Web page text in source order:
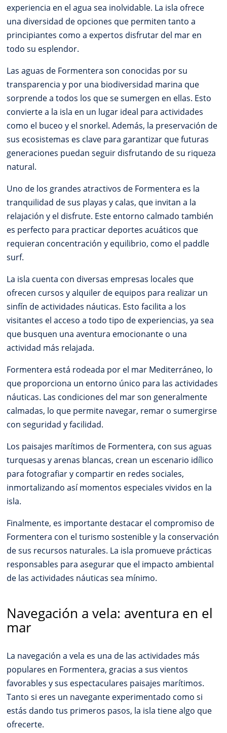
experiencia en el agua sea inolvidable. La isla ofrece
una diversidad de opciones que permiten tanto a
principiantes como a expertos disfrutar del mar en
todo su esplendor.
Las aguas de Formentera son conocidas por su
transparencia y por una biodiversidad marina que
sorprende a todos los que se sumergen en ellas. Esto
convierte a la isla en un lugar ideal para actividades
como el buceo y el snorkel. Además, la preservación de
sus ecosistemas es clave para garantizar que futuras
generaciones puedan seguir disfrutando de su riqueza
natural.
Uno de los grandes atractivos de Formentera es la
tranquilidad de sus playas y calas, que invitan a la
relajación y el disfrute. Este entorno calmado también
es perfecto para practicar deportes acuáticos que
requieran concentración y equilibrio, como el paddle
surf.
La isla cuenta con diversas empresas locales que
ofrecen cursos y alquiler de equipos para realizar un
sinfín de actividades náuticas. Esto facilita a los
visitantes el acceso a todo tipo de experiencias, ya sea
que busquen una aventura emocionante o una
actividad más relajada.
Formentera está rodeada por el mar Mediterráneo, lo
que proporciona un entorno único para las actividades
náuticas. Las condiciones del mar son generalmente
calmadas, lo que permite navegar, remar o sumergirse
con seguridad y facilidad.
Los paisajes marítimos de Formentera, con sus aguas
turquesas y arenas blancas, crean un escenario idílico
para fotografiar y compartir en redes sociales,
inmortalizando así momentos especiales vividos en la
isla.
Finalmente, es importante destacar el compromiso de
Formentera con el turismo sostenible y la conservación
de sus recursos naturales. La isla promueve prácticas
responsables para asegurar que el impacto ambiental
de las actividades náuticas sea mínimo.
Navegación a vela: aventura en el
mar
La navegación a vela es una de las actividades más
populares en Formentera, gracias a sus vientos
favorables y sus espectaculares paisajes marítimos.
Tanto si eres un navegante experimentado como si
estás dando tus primeros pasos, la isla tiene algo que
ofrecerte.